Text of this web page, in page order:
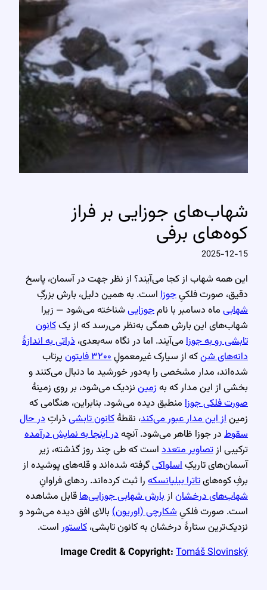
شهاب‌های جوزایی بر فراز
کوه‌های برفی
2025-12-15
این همه شهاب از کجا می‌آیند؟ از نظر جهت در آسمان، پاسخ
دقیق، صورت فلکیِجوزااست. به همین دلیل، بارش بزرگِ
شهابیماه دسامبر با نامجوزاییشناخته می‌شود — زیرا
شهاب‌های این بارش همگی به‌نظر می‌رسد که از یککانون
تابشی رو به جوزامی‌آیند. اما در نگاه سه‌بعدی،ذراتی به اندازهٔ
دانه‌های شنکه از سیارک غیرمعمولِ۳۲۰۰ فایتون
پرتاب
شده‌اند، مدار مشخصی را به‌دور خورشید ما دنبال می‌کنند و
بخشی از این مدار که بهزمیننزدیک می‌شود، بر روی زمینهٔ
صورت فلکی جوزامنطبق دیده می‌شود. بنابراین، هنگامی که
زمیناز این مدار عبور می‌کند، نقطهٔکانون تابشیذراتِدر حال
سقوطدر جوزا ظاهر می‌شود. آنچهدر اینجا به نمایش درآمده
ترکیبی ازتصاویر متعدداست که طی چند روز گذشته، زیر
آسمان‌های تاریکِاسلواکیگرفته شده‌اند و قله‌های پوشیده از
برفِ کوه‌هایتاترا بیلیانسکهرا ثبت کرده‌اند. ردهای فراوانِ
شهاب‌های درخشانازبارش شهابی جوزایی‌هاقابل مشاهده
است. صورت فلکیِشکارچی (اوریون)بالای افق دیده می‌شود و
نزدیک‌ترین ستارهٔ درخشان به کانون تابشی،کاستوراست.
Image Credit & Copyright:Tomáš Slovinský